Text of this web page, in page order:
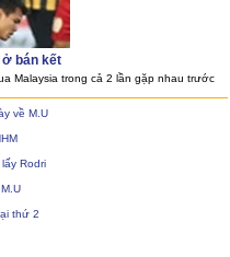
ở bán kết
Malaysia trong cả 2 lần gặp nhau trước
về M.U
Rodri
thứ 2